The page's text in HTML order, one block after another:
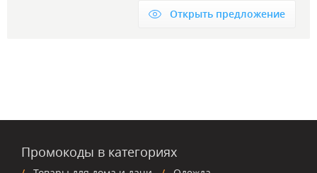
Открыть предложение
Промокоды в категориях